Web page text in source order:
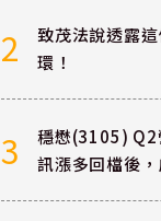
2
致茂法說透露
環！
3
穩懋(3105) Q2
訊漲多回檔後